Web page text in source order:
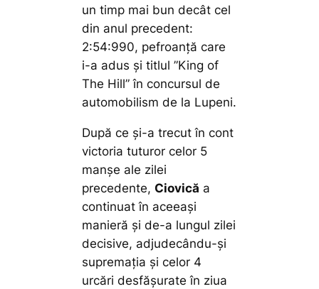
un timp mai bun decât cel
din anul precedent:
2:54:990, pefroanță care
i-a adus și titlul ”King of
The Hill” în concursul de
automobilism de la Lupeni.
După ce și-a trecut în cont
victoria tuturor celor 5
manșe ale zilei
precedente,Ciovică a
continuat în aceeași
manieră și de-a lungul zilei
decisive, adjudecându-și
supremația și celor 4
urcări desfășurate în ziua